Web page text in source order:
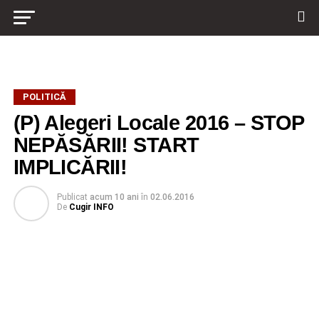
POLITICĂ
(P) Alegeri Locale 2016 – STOP
NEPĂSĂRII! START
IMPLICĂRII!
Publicat acum 10 ani în 02.06.2016
De Cugir INFO